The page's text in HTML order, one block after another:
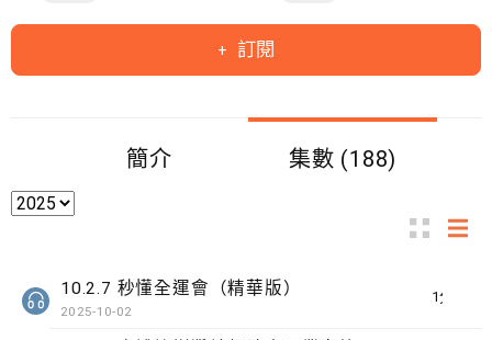
訂閱
簡介 集數 (188)
1分鐘
10.2.7 秒懂全運會（精華版）
2025-10-02